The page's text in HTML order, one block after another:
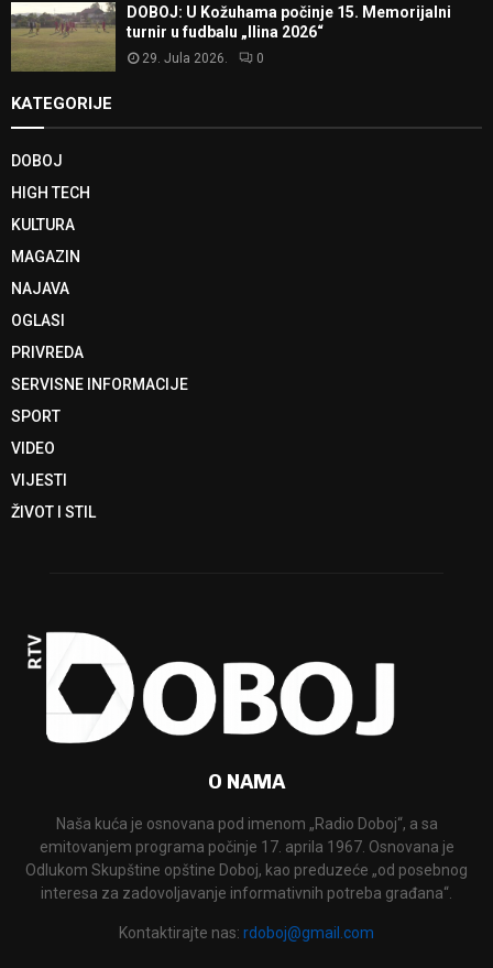
DOBOJ: U Kožuhama počinje 15. Memorijalni
turnir u fudbalu „Ilina 2026“
29. Jula 2026. 0
KATEGORIJE
DOBOJ
HIGH TECH
KULTURA
MAGAZIN
NAJAVA
OGLASI
PRIVREDA
SERVISNE INFORMACIJE
SPORT
VIDEO
VIJESTI
ŽIVOT I STIL
O NAMA
Naša kuća je osnovana pod imenom „Radio Doboj“, a sa
emitovanjem programa počinje 17. aprila 1967. Osnovana je
Odlukom Skupštine opštine Doboj, kao preduzeće „od posebnog
interesa za zadovoljavanje informativnih potreba građana“.
Kontaktirajte nas: rdoboj@gmail.com